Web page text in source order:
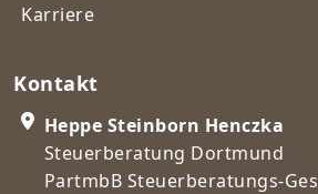
Karriere
Kontakt
Heppe Steinborn Henczka
Steuerberatung Dortmund
PartmbB Steuerberatungs-